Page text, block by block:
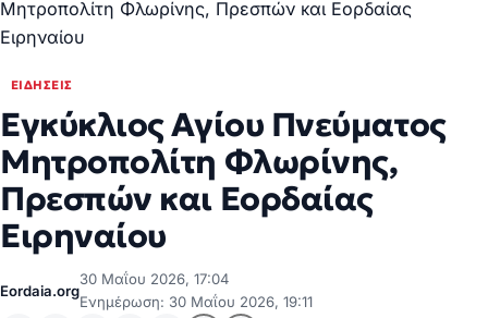
Μητροπολίτη Φλωρίνης, Πρεσπών και Εορδαίας
Ειρηναίου
ΕΙΔΉΣΕΙΣ
Εγκύκλιος Αγίου Πνεύματος
Μητροπολίτη Φλωρίνης,
Πρεσπών και Εορδαίας
Ειρηναίου
Eordaia.org
30 Μαΐου 2026, 17:04
Ενημέρωση: 30 Μαΐου 2026, 19:11